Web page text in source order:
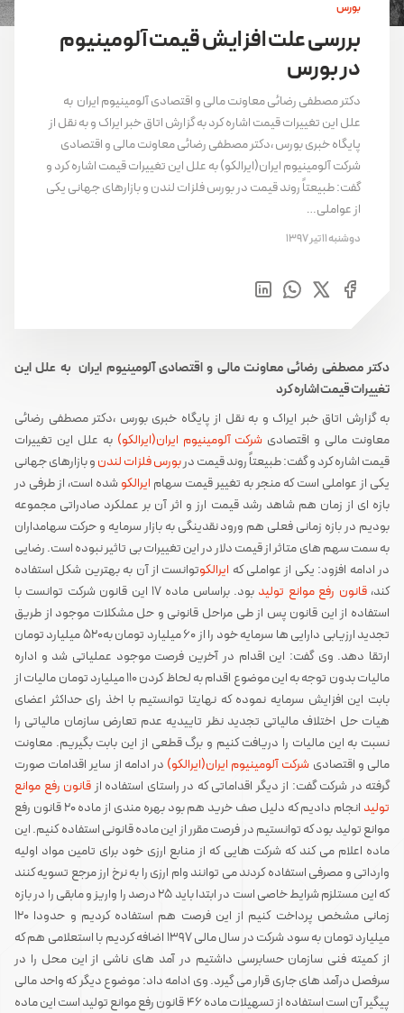
بورس
بررسی علت افزایش قیمت آلومینیوم
در بورس
دکتر مصطفی رضائی معاونت مالی و اقتصادی آلومینیوم ایران به
علل این تغییرات قیمت اشاره کرد به گزارش اتاق خبر ایراک و به نقل از
پایگاه خبری بورس ،دکتر مصطفی رضائی معاونت مالی و اقتصادی
شرکت آلومینیوم ایران(ایرالکو) به علل این تغییرات قیمت اشاره کرد و
گفت: طبیعتاً روند قیمت در بورس فلزات لندن و بازارهای جهانی یکی
از عواملی…
دوشنبه 11 تیر 1397
دکتر مصطفی رضائی معاونت مالی و اقتصادی آلومینیوم ایران به علل این
تغییرات قیمت اشاره کرد
به گزارش اتاق خبر ایراک و به نقل از پایگاه خبری بورس ،دکتر مصطفی رضائی
معاونت مالی و اقتصادی شرکت آلومینیوم ایران(ایرالکو) به علل این تغییرات
قیمت اشاره کرد و گفت: طبیعتاً روند قیمت دربورس فلزات لندنو بازارهای جهانی
یکی از عواملی است که منجر به تغییر قیمت سهام ایرالکو شده است، از طرفی در
بازه ای از زمان هم شاهد رشد قیمت ارز و اثر آن بر عملکرد صادراتی مجموعه
بودیم در بازه زمانی فعلی هم ورود نقدینگی به بازار سرمایه و حرکت سهامداران
به سمت سهم های متاثر از قیمت دلار در این تغییرات بی تاثیر نبوده است. رضایی
در ادامه افزود: یکی از عواملی که ایرالکوتوانست از آن به بهترین شکل استفاده
کند،قانون رفع موانع تولید
بود. براساس ماده 17 این قانون شرکت توانست با
استفاده از این قانون پس از طی مراحل قانونی و حل مشکلات موجود از طریق
تجدید ارزیابی دارایی ها سرمایه خود را از 60 میلیارد تومان به520 میلیارد تومان
ارتقا دهد. وی گفت: این اقدام در آخرین فرصت موجود عملیاتی شد و اداره
مالیات بدون توجه به این موضوع اقدام به لحاظ کردن 110 میلیارد تومان مالیات از
بابت این افزایش سرمایه نموده که نهایتا توانستیم با اخذ رای حداکثر اعضای
هیات حل اختلاف مالیاتی تجدید نظر تاییدیه عدم تعارض سازمان مالیاتی را
نسبت به این مالیات را دریافت کنیم و برگ قطعی از این بابت بگیریم. معاونت
مالی و اقتصادی شرکت آلومینیوم ایران(ایرالکو) در ادامه از سایر اقدامات صورت
گرفته در شرکت گفت: از دیگر اقداماتی که در راستای استفاده از قانون رفع موانع
تولید
انجام دادیم که دلیل صف خرید هم بود بهره مندی از ماده 20 قانون رفع
موانع تولید بود که توانستیم در فرصت مقرر از این ماده قانونی استفاده کنیم. این
ماده اعلام می کند که شرکت هایی که از منابع ارزی خود برای تامین مواد اولیه
وارداتی و مصرفی استفاده کردند می توانند وام ارزی را به نرخ ارز مرجع تسویه کنند
که این مستلزم شرایط خاصی است در ابتدا باید 25 درصد را واریز و مابقی را در بازه
زمانی مشخص پرداخت کنیم از این فرصت هم استفاده کردیم و حدودا 120
میلیارد تومان به سود شرکت در سال مالی 1397 اضافه کردیم با استعلامی هم که
از کمیته فنی سازمان حسابرسی داشتیم در آمد های ناشی از این محل را در
سرفصل درآمد های جاری قرار می گیرد. وی ادامه داد: موضوع دیگر که واحد مالی
پیگیر آن است استفاده از تسهیلات ماده 46 قانون رفع موانع تولید است این ماده